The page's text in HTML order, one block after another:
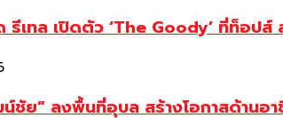
รีเทล เปิดตัว ‘The Goody’ ที่ท็อป
ชัย” ลงพื้นที่อุบล สร้างโอกาสด้านอ